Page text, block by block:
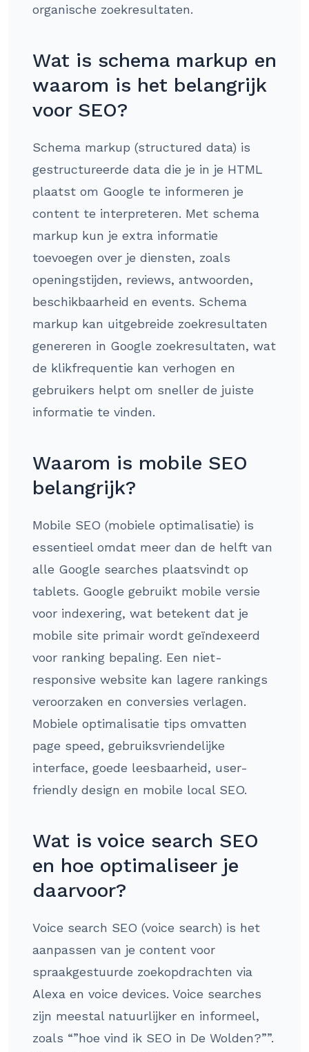
organische zoekresultaten.
Wat is schema markup en
waarom is het belangrijk
voor SEO?
Schema markup (structured data) is
gestructureerde data die je in je HTML
plaatst om Google te informeren je
content te interpreteren. Met schema
markup kun je extra informatie
toevoegen over je diensten, zoals
openingstijden, reviews, antwoorden,
beschikbaarheid en events. Schema
markup kan uitgebreide zoekresultaten
genereren in Google zoekresultaten, wat
de klikfrequentie kan verhogen en
gebruikers helpt om sneller de juiste
informatie te vinden.
Waarom is mobile SEO
belangrijk?
Mobile SEO (mobiele optimalisatie) is
essentieel omdat meer dan de helft van
alle Google searches plaatsvindt op
tablets. Google gebruikt mobile versie
voor indexering, wat betekent dat je
mobile site primair wordt geïndexeerd
voor ranking bepaling. Een niet-
responsive website kan lagere rankings
veroorzaken en conversies verlagen.
Mobiele optimalisatie tips omvatten
page speed, gebruiksvriendelijke
interface, goede leesbaarheid, user-
friendly design en mobile local SEO.
Wat is voice search SEO
en hoe optimaliseer je
daarvoor?
Voice search SEO (voice search) is het
aanpassen van je content voor
spraakgestuurde zoekopdrachten via
Alexa en voice devices. Voice searches
zijn meestal natuurlijker en informeel,
zoals “”hoe vind ik SEO in De Wolden?””.